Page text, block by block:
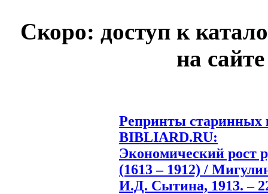
Скоро: доступ к
на
Репринты старинных
BIBLIARD.RU:
Экономический рост
(1613 – 1912) /
И.Д. Сытина, 1913. –